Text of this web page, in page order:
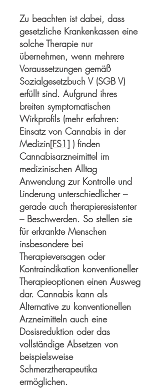
Zu beachten ist dabei, dass
gesetzliche Krankenkassen eine
solche Therapie nur
übernehmen, wenn mehrere
Voraussetzungen gemäß
Sozialgesetzbuch V (SGB V)
erfüllt sind. Aufgrund ihres
breiten symptomatischen
Wirkprofils (mehr erfahren:
Einsatz von Cannabis in der
Medizin[FS1] ) finden
Cannabisarzneimittel im
medizinischen Alltag
Anwendung zur Kontrolle und
Linderung unterschiedlicher –
gerade auch therapieresistenter
– Beschwerden. So stellen sie
für erkrankte Menschen
insbesondere bei
Therapieversagen oder
Kontraindikation konventioneller
Therapieoptionen einen Ausweg
dar. Cannabis kann als
Alternative zu konventionellen
Arzneimitteln auch eine
Dosisreduktion oder das
vollständige Absetzen von
beispielsweise
Schmerztherapeutika
ermöglichen.